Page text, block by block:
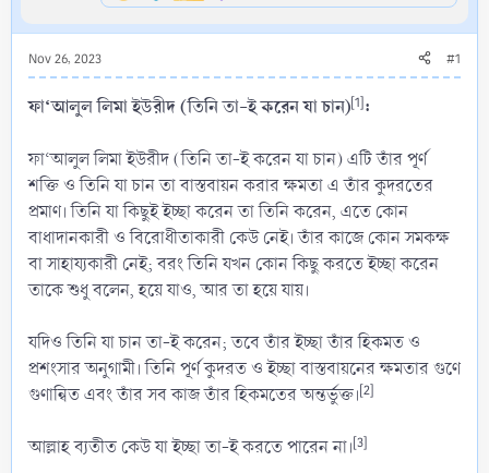
Nov 26, 2023 #1
ফা‘আলুল লিমা ইউরীদ (তিনি তা-ই করেন যা চান)[1]:
ফা‘আলুল লিমা ইউরীদ (তিনি তা-ই করেন যা চান) এটি তাঁর পূর্ণ
শক্তি ও তিনি যা চান তা বাস্তবায়ন করার ক্ষমতা এ তাঁর কুদরতের
প্রমাণ। তিনি যা কিছুই ইচ্ছা করেন তা তিনি করেন, এতে কোন
বাধাদানকারী ও বিরোধীতাকারী কেউ নেই। তাঁর কাজে কোন সমকক্ষ
বা সাহায্যকারী নেই; বরং তিনি যখন কোন কিছু করতে ইচ্ছা করেন
তাকে শুধু বলেন, হয়ে যাও, আর তা হয়ে যায়।
যদিও তিনি যা চান তা-ই করেন; তবে তাঁর ইচ্ছা তাঁর হিকমত ও
প্রশংসার অনুগামী। তিনি পূর্ণ কুদরত ও ইচ্ছা বাস্তবায়নের ক্ষমতার গুণে
গুণান্বিত এবং তাঁর সব কাজ তাঁর হিকমতের অন্তর্ভুক্ত।[2]
আল্লাহ ব্যতীত কেউ যা ইচ্ছা তা-ই করতে পারেন না।[3]